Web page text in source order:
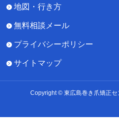
地図・行き方
無料相談メール
プライバシーポリシー
サイトマップ
Copyright © 東広島巻き爪矯正